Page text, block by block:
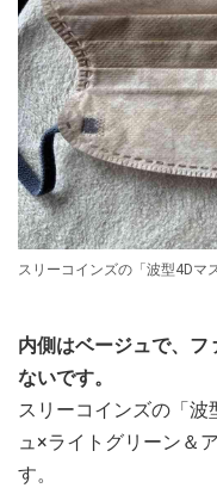
スリーコインズの「波型4Dマ
内側はベージュで、
ないです。
スリーコインズの「波
ュ×ライトグリーン＆
す。